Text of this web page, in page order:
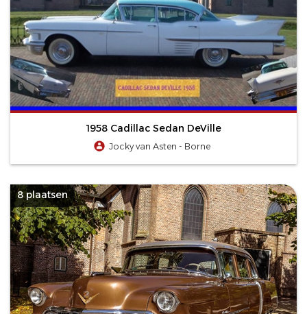
1958 Cadillac Sedan DeVille
Jocky van Asten - Borne
8 plaatsen